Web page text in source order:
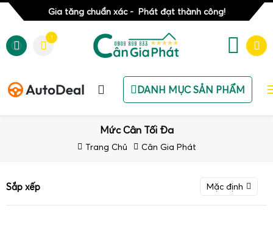
Gia tăng chuẩn xác - Phát đạt thành công!
1
DANH MỤC SẢN PHẨM
Mức Cân Tối Đa
Trang Chủ Cân Gia Phát
Sắp xếp Mặc định